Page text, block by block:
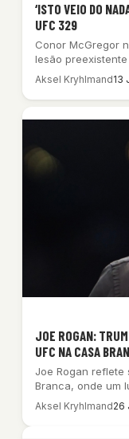
‘ISTO VEIO DO
UFC 329
Conor McGregor
lesão
Aksel Kryhlmand13
JOE ROGAN:
UFC NA CASA
Joe Rogan reflete
Branca, onde um
Aksel Kryhlmand26